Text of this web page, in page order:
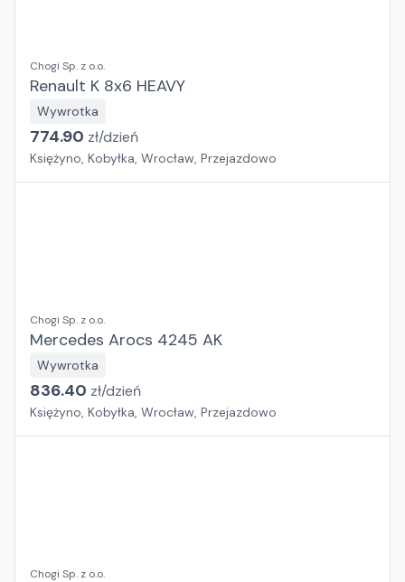
Chogi Sp. z o.o.
Renault K 8x6 HEAVY
Wywrotka
774.90 zł/dzień
Księżyno, Kobyłka, Wrocław, Przejazdowo
Chogi Sp. z o.o.
Mercedes Arocs 4245 AK
Wywrotka
836.40 zł/dzień
Księżyno, Kobyłka, Wrocław, Przejazdowo
Chogi Sp. z o.o.